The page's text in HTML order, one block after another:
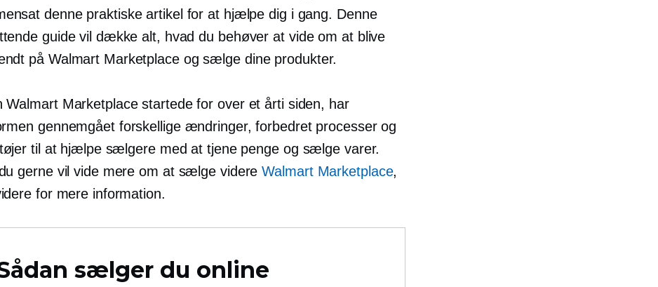
denne praktiske artikel for at hjælpe dig i gang. Denne
guide vil dække alt, hvad du behøver at vide om at blive
på Walmart Marketplace og sælge dine produkter.
Walmart Marketplace startede for over et årti siden, har
gennemgået forskellige ændringer, forbedret processer og
til at hjælpe sælgere med at tjene penge og sælge varer.
gerne vil vide mere om at sælge videreWalmart Marketplace,
for mere information.
sælger du online